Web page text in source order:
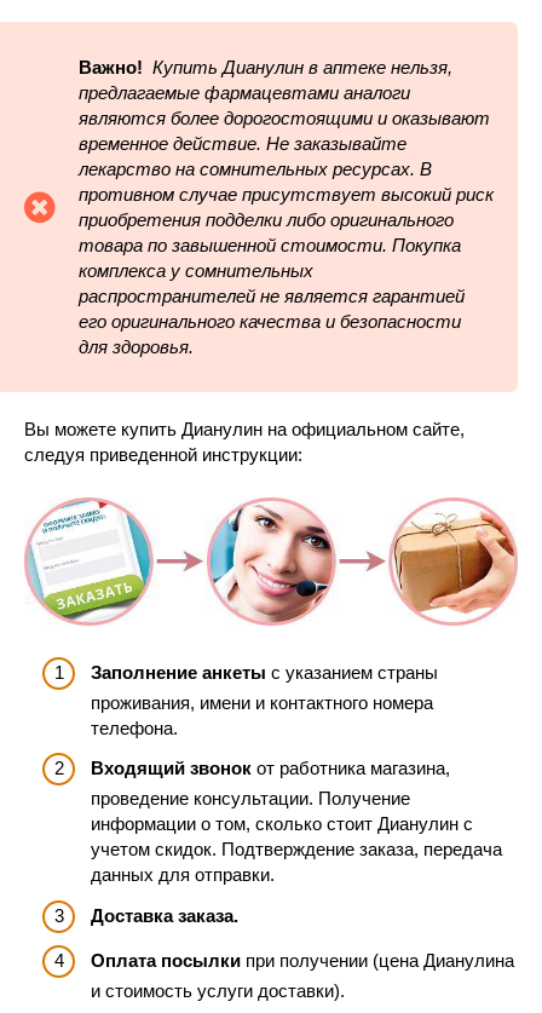
Важно! Купить Дианулин в аптеке нельзя,
предлагаемые фармацевтами аналоги
являются более дорогостоящими и оказывают
временное действие. Не заказывайте
лекарство на сомнительных ресурсах. В
противном случае присутствует высокий риск
приобретения подделки либо оригинального
товара по завышенной стоимости. Покупка
комплекса у сомнительных
распространителей не является гарантией
его оригинального качества и безопасности
для здоровья.
Вы можете купить Дианулин на официальном сайте,
следуя приведенной инструкции:
Заполнение анкеты с указанием страны
проживания, имени и контактного номера
телефона.
Входящий звонок от работника магазина,
проведение консультации. Получение
информации о том, сколько стоит Дианулин с
учетом скидок. Подтверждение заказа, передача
данных для отправки.
Доставка заказа.
Оплата посылки при получении (цена Дианулина
и стоимость услуги доставки).